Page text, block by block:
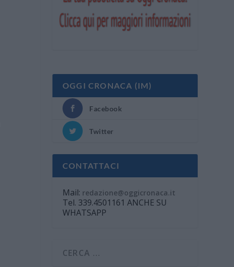
OGGI CRONACA (IM)
Facebook
Twitter
CONTATTACI
Mail: redazione@oggicronaca.it
Tel. 339.4501161 ANCHE SU
WHATSAPP